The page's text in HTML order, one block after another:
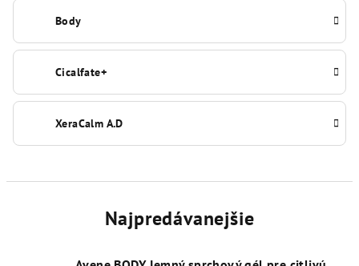
Body
Cicalfate+
XeraCalm A.D
Najpredávanejšie